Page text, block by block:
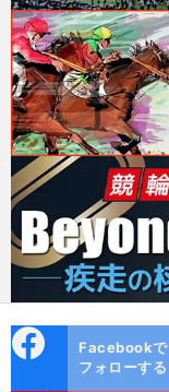
ok
Facebookで
フォローする